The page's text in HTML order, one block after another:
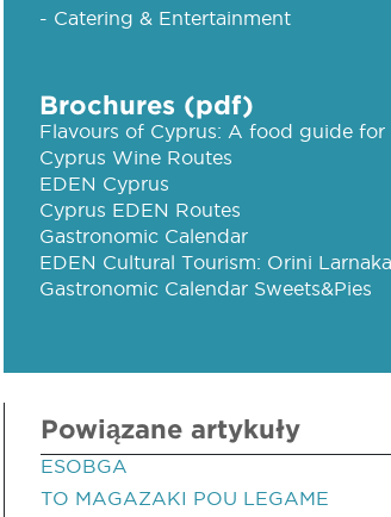
- Catering & Entertainment
Brochures (pdf)
Flavours of Cyprus: A food guide for
Cyprus Wine Routes
EDEN Cyprus
Cyprus EDEN Routes
Gastronomic Calendar
EDEN Cultural Tourism: Orini
Gastronomic Calendar Sweets&Pies
Powiązane artykuły
ESOBGA
TO MAGAZAKI POU LEGAME